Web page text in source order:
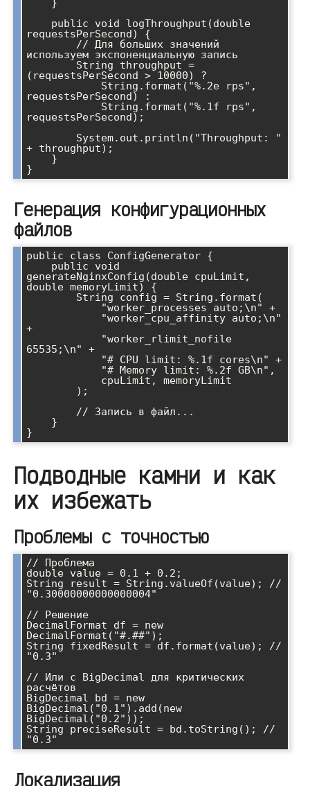
requestsPerSecond) {
используем экспоненциальную запись
(requestsPerSecond > 10000) ?
requestsPerSecond) :
requestsPerSecond);
+ throughput);
Генерация конфигурационных
файлов
public class ConfigGenerator {
generateNginxConfig(double cpuLimit,
double memoryLimit) {
+
65535;\n" +
Подводные камни и как
их избежать
Проблемы с точностью
// Проблема
double value = 0.1 + 0.2;
String result = String.valueOf(value); //
"0.30000000000000004"
// Решение
DecimalFormat df = new
DecimalFormat("#.##");
String fixedResult = df.format(value); //
"0.3"
// Или с BigDecimal для критических
расчётов
BigDecimal bd = new
BigDecimal("0.1").add(new
BigDecimal("0.2"));
String preciseResult = bd.toString(); //
Локализация